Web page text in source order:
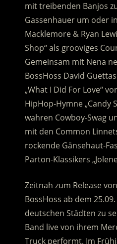
mit treibenden Banjos
Gassenhauer um oder
Macklemore & Ryan
Shop“ als grooviges
Gemeinsam mit Nena
BossHoss David
„What I Did For Love“
HipHop-Hymne „Candy
wahren Cowboy-Swag
mit den Common
rockende Gänsehaut-
Parton-Klassikers
Zeitnah zum Release
BossHoss ab dem
deutschen Städten zu
Band live von ihrem
Truck performt. Im